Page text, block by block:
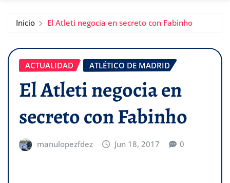
Inicio El Atleti negocia en secreto con Fabinho
ACTUALIDAD ATLÉTICO DE MADRID
El Atleti negocia en
secreto con Fabinho
manulopezfdez Jun 18, 2017 0